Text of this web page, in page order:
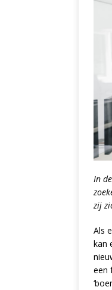
In
zij
Als
kan
een